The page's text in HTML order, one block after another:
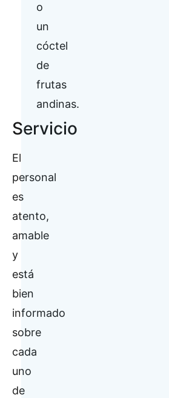
o
un
cóctel
de
frutas
andinas.
Servicio
El
personal
es
atento,
amable
y
está
bien
informado
sobre
cada
uno
de